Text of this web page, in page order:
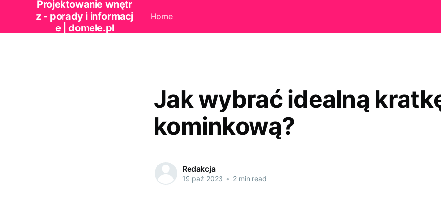
Projektowanie wnętr
z - porady i informacj
e | domele.pl
Home
Jak wybrać idealną
kominkową?
Redakcja
19 paź 2023 • 2 min read